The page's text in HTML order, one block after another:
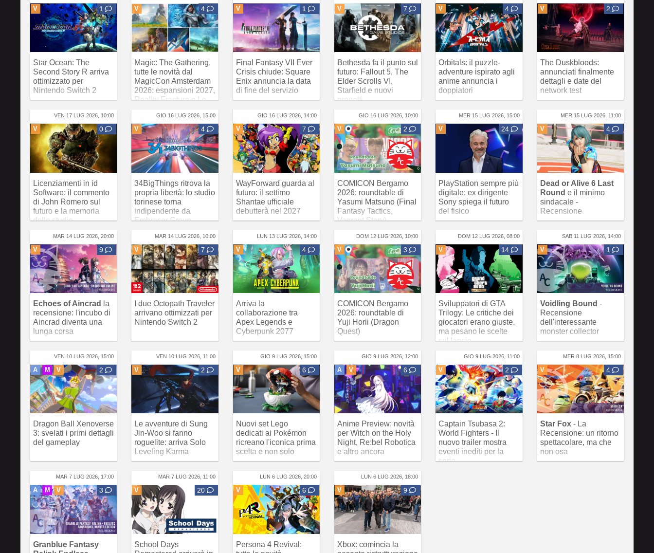
V 1
Star Ocean: The
Second Story R arriva
ottimizzato per
Nintendo Switch 2
V 4
Magic: The Gathering,
tutte le novità dal
MagicCon Amsterdam
2026: espansioni 2027,
Reality Fracture e Lo
V 1
Final Fantasy VII Ever
Crisis chiude: Square
Enix annuncia la data
di fine del servizio
V 7
Bethesda fa il punto sul
futuro: Fallout 5, The
Elder Scrolls VI,
Starfield e nuovi
progetti
V 4
Orbitals: il puzzle-
adventure ispirato agli
anime annuncia i
doppiatori
V 2
The Duskbloods:
annunciati finalmente
dettagli e date del
network test
VEN 17 LUG 2026, 10:00
V 0
Licenziamenti in id
Software: il commento
di John Romero sul
futuro e la memoria
dello studio
GIO 16 LUG 2026, 15:00
V 4
34BigThings ritrova la
propria libertà: lo studio
torinese torna
indipendente da
Embracer Group
GIO 16 LUG 2026, 14:00
V 7
WayForward guarda al
futuro: il settimo
Shantae ufficiale
debutterà nel 2027
GIO 16 LUG 2026, 10:00
V 2
COMICON Bergamo
2026: roundtable di
Yasumi Matsuno (Final
Fantasy Tactics,
Vagrant Story)
MER 15 LUG 2026, 15:00
V 24
PlayStation sempre più
digitale: ex dirigente
Sony spiega il futuro
del fisico
MER 15 LUG 2026, 11:00
V 4
Dead or Alive 6 Last
Round e il minimo
sindacale -
Recensione
MAR 14 LUG 2026, 20:00
V 9
Echoes of Aincrad
la
recensione: l'incubo di
Aincrad diventa una
lunga corsa
MAR 14 LUG 2026, 10:00
V 7
I due Octopath Traveler
arrivano ottimizzati per
Nintendo Switch 2
LUN 13 LUG 2026, 14:00
V 4
Arriva la
collaborazione tra
Apex Legends e
Cyberpunk 2077
DOM 12 LUG 2026, 10:00
V 3
COMICON Bergamo
2026: roundtable di
Yuji Horii (Dragon
Quest)
DOM 12 LUG 2026, 08:00
V 14
Sviluppatori di GTA
Trilogy: Le critiche dei
giocatori erano giuste,
ma pesano le scelte
sul lancio
SAB 11 LUG 2026, 14:00
V 1
Voidling Bound -
Recensione
dell'interessante
monster collector
VEN 10 LUG 2026, 15:00
A M V 2
Dragon Ball Xenoverse
3: svelati i primi dettagli
del gameplay
VEN 10 LUG 2026, 11:00
V 2
Le avventure di Sung
Jin-Woo si fanno
roguelite: arriva Solo
Leveling Karma
GIO 9 LUG 2026, 15:00
V 6
Nuovi set Lego
dedicati ai Pokémon
ricreano l'iconica prima
scelta e non solo
GIO 9 LUG 2026, 12:00
A V 6
Anime Preview: novità
per Witch on the Holy
Night, Re:bel Robotica
e altro ancora
GIO 9 LUG 2026, 11:00
V 2
Captain Tsubasa 2:
World Fighters - Il
nuovo trailer mostra
eventi inediti per la
serie
MER 8 LUG 2026, 15:00
V 4
Star Fox- La
Recensione: un ritorno
spettacolare, ma che
non osa
MAR 7 LUG 2026, 17:00
A M V 3
Granblue Fantasy
MAR 7 LUG 2026, 11:00
V 20
School Days
LUN 6 LUG 2026, 20:00
V 6
Persona 4 Revival:
LUN 6 LUG 2026, 18:00
V 9
Xbox: comincia la